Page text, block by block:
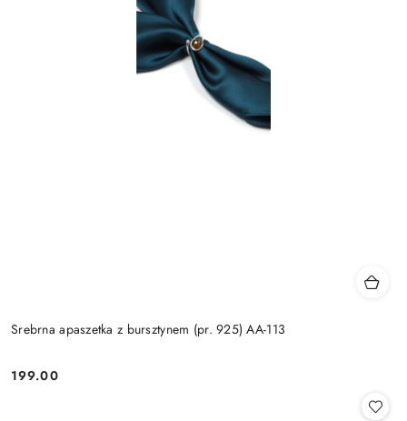
Srebrna apaszetka z bursztynem (pr. 925) AA-113
Cena:
199.00